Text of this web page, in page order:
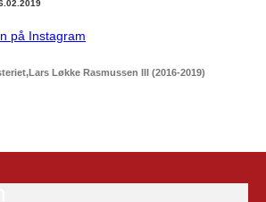
på Instagram
Lars Løkke Rasmussen III (2016-2019)